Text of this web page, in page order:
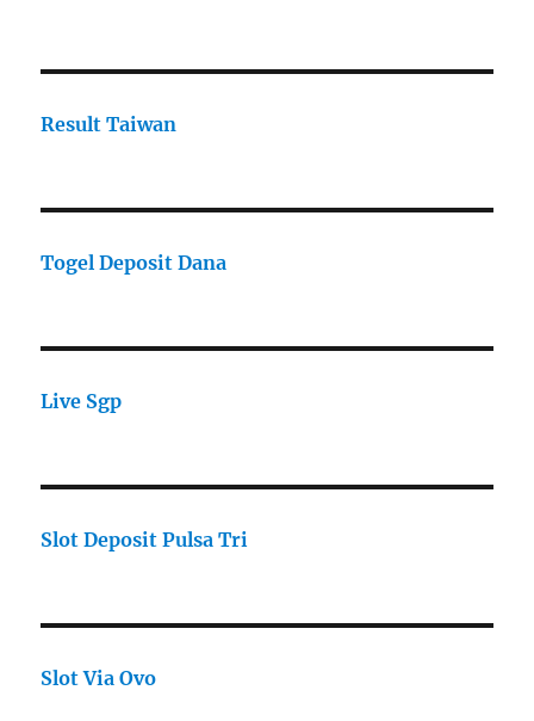
Result Taiwan
Togel Deposit Dana
Live Sgp
Slot Deposit Pulsa Tri
Slot Via Ovo